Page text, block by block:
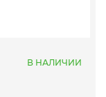
В НАЛИЧИИ